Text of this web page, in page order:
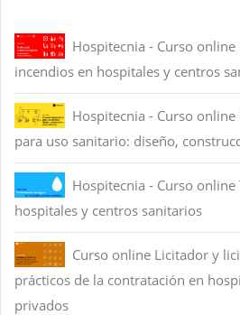
Hospitecnia - Curso
incendios en hospitales y centros
Hospitecnia - Curso
para uso sanitario: diseño,
Hospitecnia - Curso
hospitales y centros sanitarios
Curso online Licitador y
prácticos de la contratación en
privados